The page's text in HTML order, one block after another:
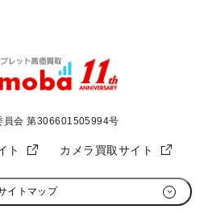
員会 第306601505994号
ト カメラ買取サイト
イトマップ